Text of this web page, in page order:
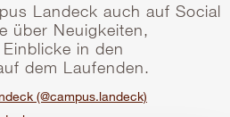
Landeck auch auf Social
über Neuigkeiten,
in den
dem Laufenden.
(@campus.landeck)